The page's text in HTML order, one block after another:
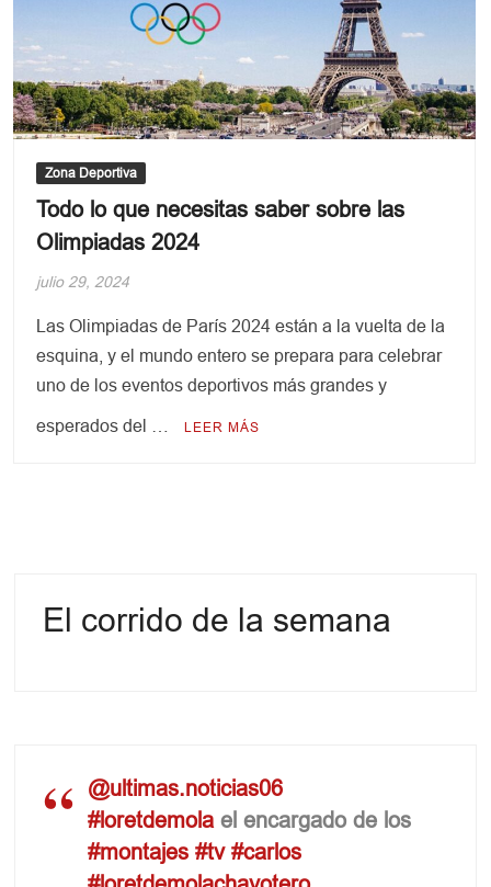
Partido
contra
Marruecos
Zona Deportiva
Todo lo que necesitas saber sobre las
Olimpiadas 2024
julio 29, 2024
Las Olimpiadas de París 2024 están a la vuelta de la
esquina, y el mundo entero se prepara para celebrar
uno de los eventos deportivos más grandes y
esperados del … LEER MÁS
El corrido de la semana
@ultimas.noticias06
#loretdemola el encargado de los
#montajes #tv #carlos